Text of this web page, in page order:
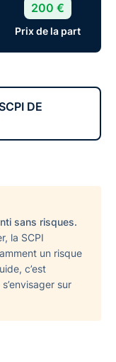
200 €
Prix de la part
DE
sans risques.
la SCPI
un risque
c’est
sur